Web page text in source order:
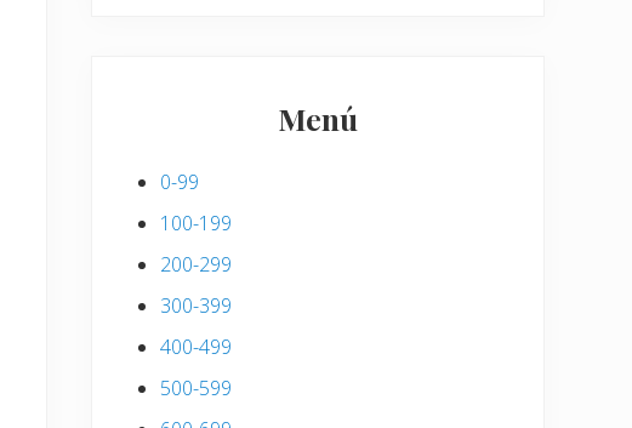
Menú
0-99
100-199
200-299
300-399
400-499
500-599